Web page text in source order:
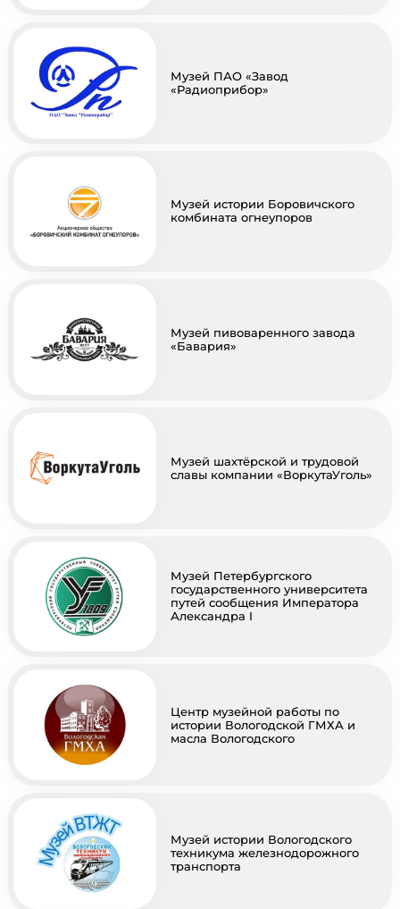
Музей ПАО «Завод
«Радиоприбор»
Музей истории Боровичского
комбината огнеупоров
Музей пивоваренного завода
«Бавария»
Музей шахтёрской и трудовой
славы компании «ВоркутаУголь»
Музей Петербургского
государственного университета
путей сообщения Императора
Александра I
Центр музейной работы по
истории Вологодской ГМХА и
масла Вологодского
Музей истории Вологодского
техникума железнодорожного
транспорта